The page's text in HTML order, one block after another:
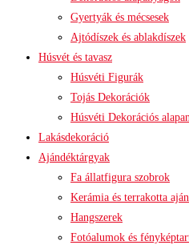
Gyertyák és mécsesek
Ajtódíszek és ablakdíszek
Húsvét és tavasz
Húsvéti Figurák
Tojás Dekorációk
Húsvéti Dekorációs
Lakásdekoráció
Ajándéktárgyak
Fa állatfigura szobrok
Kerámia és terrakotta
Hangszerek
Fotóalumok és